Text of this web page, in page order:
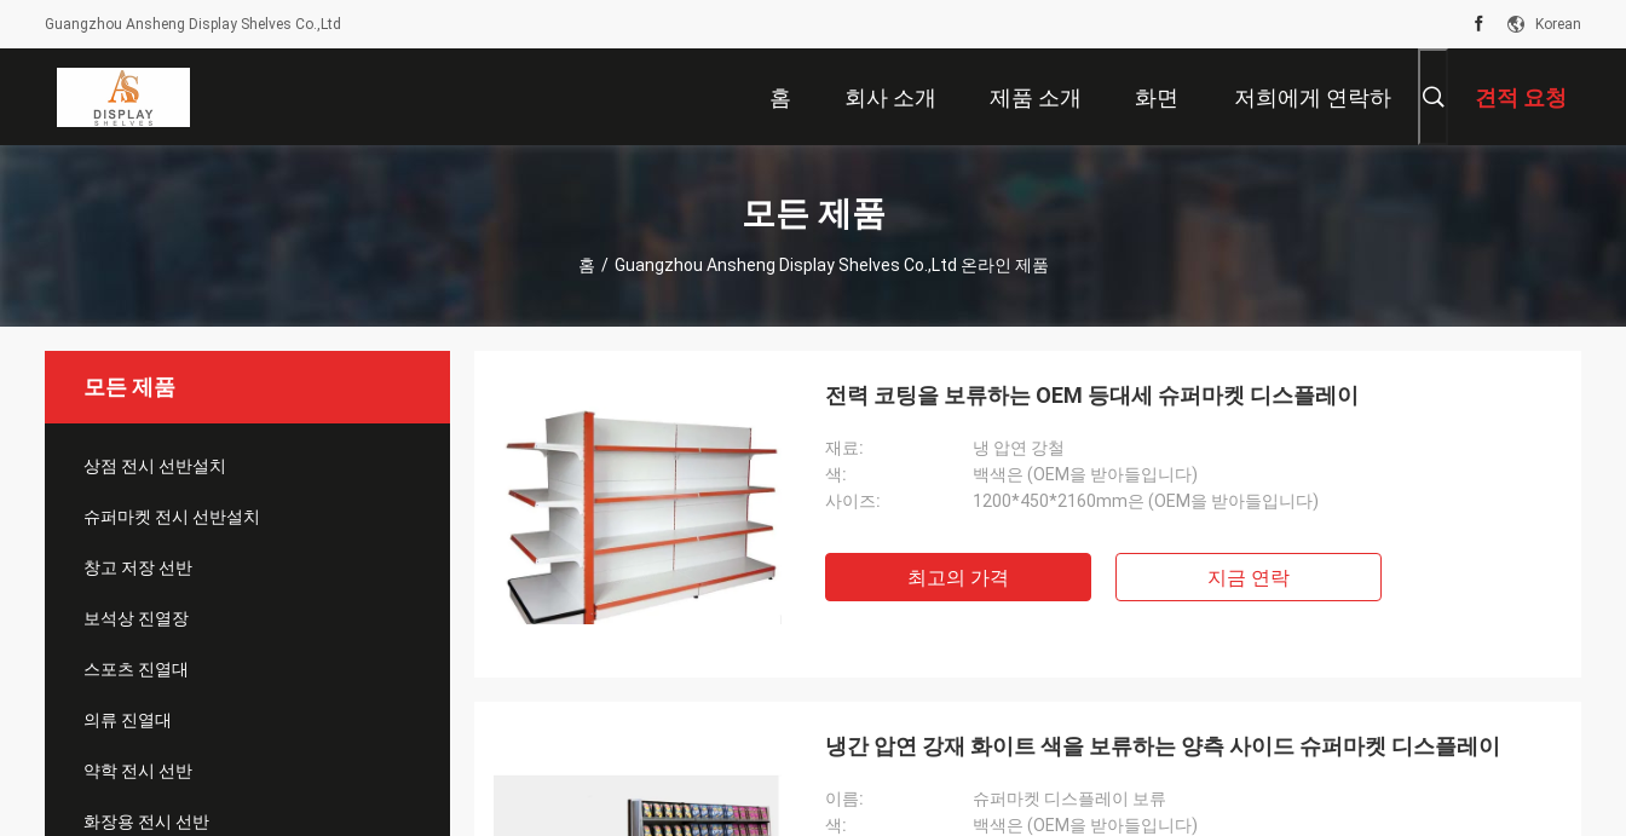
Guangzhou Ansheng Display Shelves Co.,Ltd Korean
홈 회사 소개 제품 소개 화면 저희에게 연락하 견적 요청
모든 제품
홈 / Guangzhou Ansheng Display Shelves Co.,Ltd 온라인 제품
모든 제품
상점 전시 선반설치
슈퍼마켓 전시 선반설치
창고 저장 선반
보석상 진열장
스포츠 진열대
의류 진열대
약학 전시 선반
화장용 전시 선반
전력 코팅을 보류하는 OEM 등대세 슈퍼마켓 디스플레이
재료:
냉 압연 강철
색:
백색은 (OEM을 받아들입니다)
사이즈:
1200*450*2160mm은 (OEM을 받아들입니다)
최고의 가격 지금 연락
냉간 압연 강재 화이트 색을 보류하는 양측 사이드 슈퍼마켓 디스플레이
이름:
슈퍼마켓 디스플레이 보류
색:
백색은 (OEM을 받아들입니다)